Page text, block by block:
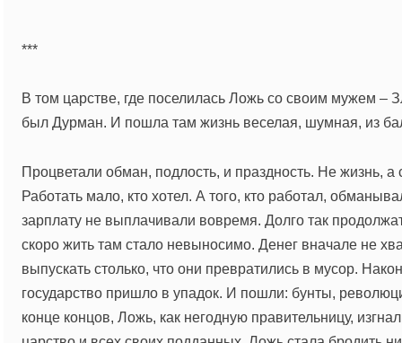
***
В том царстве, где поселилась Ложь со своим мужем –
был Дурман. И пошла там жизнь веселая, шумная, из
Процветали обман, подлость, и праздность. Не жизнь,
Работать мало, кто хотел. А того, кто работал,
зарплату не выплачивали вовремя. Долго так
скоро жить там стало невыносимо. Денег вначале не
выпускать столько, что они превратились в мусор.
государство пришло в упадок. И пошли: бунты,
конце концов, Ложь, как негодную правительницу,